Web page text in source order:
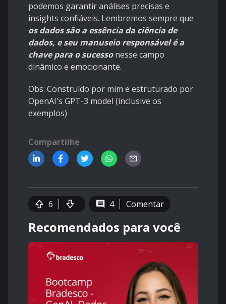
podemos garantir análises precisas e
insights confiáveis. Lembremos sempre que
os dados são a essência da ciência de
dados, e seu manuseio responsável é a
chave para o sucessonesse campo
dinâmico e emocionante.
Obs: Construído por mim e estruturado por
OpenAI's GPT-3 model (inclusive os
exemplos)
Compartilhe
6 4 Comentar
Recomendados para você